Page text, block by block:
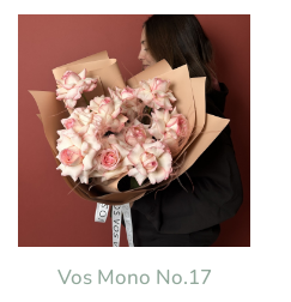
Vos Mono No.17